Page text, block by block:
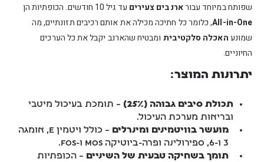
שפותח במיוחד עבורארנבים צעירים עד גיל 10 חודשים. הכופתיות הן
All-in-One, כלומר כל חתיכה מכילה את אותם רכיבים תזונתיים, מה
שמונעהאכלה סלקטיבית ומבטיח שהארנב יקבל את כל הערכים
החיוניים.
יתרונות המוצר:
תכולת סיבים גבוהה (25%)
– תומכת בעיכול מיטבי
ובריאות מערכת העיכול.
מועשר בוויטמינים ומינרלים
– כולל ויטמין E, אומגה
3 ו-6, ספירולינה ופרה-ביוטיקה MOS ו-FOS.
תומך בשחיקה טבעית של השיניים – הכופתיות